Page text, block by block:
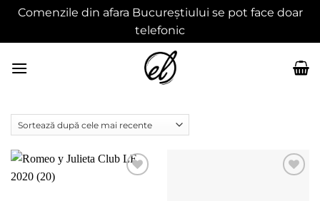
Comenzile din afara Bucureștiului se pot face doar
telefonic